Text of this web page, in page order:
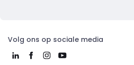
Volg ons op sociale media